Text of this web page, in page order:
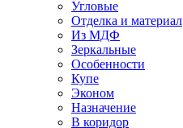
Угловые
Отделка и материал
Из МДФ
Зеркальные
Особенности
Купе
Эконом
Назначение
В коридор